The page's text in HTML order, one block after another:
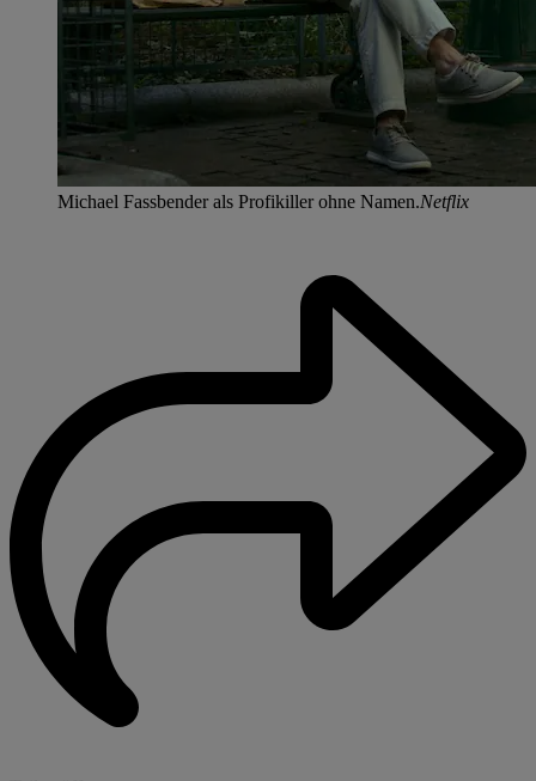
Michael Fassbender als Profikiller ohne Namen.Netflix